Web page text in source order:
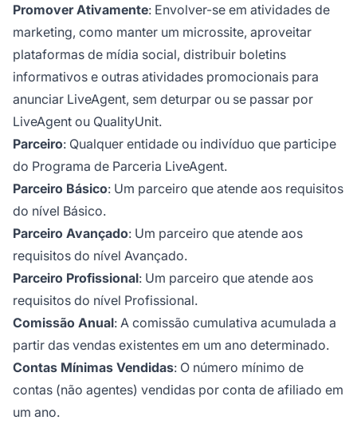
Promover Ativamente: Envolver-se em atividades de
marketing, como manter um microssite, aproveitar
plataformas de mídia social, distribuir boletins
informativos e outras atividades promocionais para
anunciar LiveAgent, sem deturpar ou se passar por
LiveAgent ou QualityUnit.
Parceiro: Qualquer entidade ou indivíduo que participe
do Programa de Parceria LiveAgent.
Parceiro Básico: Um parceiro que atende aos requisitos
do nível Básico.
Parceiro Avançado: Um parceiro que atende aos
requisitos do nível Avançado.
Parceiro Profissional: Um parceiro que atende aos
requisitos do nível Profissional.
Comissão Anual: A comissão cumulativa acumulada a
partir das vendas existentes em um ano determinado.
Contas Mínimas Vendidas: O número mínimo de
contas (não agentes) vendidas por conta de afiliado em
um ano.